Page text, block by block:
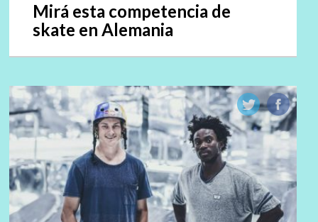
Mirá esta competencia de
skate en Alemania